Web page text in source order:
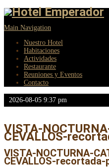
Main Navigation
Nuestro Hotel
Habitaciones
Actividades
Restaurante
Reuniones y Eventos
Contacto
2026-08-05 9:37 pm
VISTA-
CEVALLOS-
VISTA-NOCTURNA-
CEVALLOS-